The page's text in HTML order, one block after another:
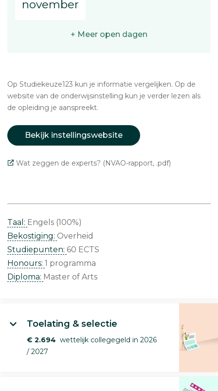
november
+ Meer open dagen
Op Studiekeuze123 kun je informatie vergelijken. Op de
website van de onderwijsinstelling kun je verder lezen als
de opleiding je aanspreekt.
Bekijk instellingswebsite
Wat zeggen de experts? (NVAO-rapport, .pdf)
Taal: Engels (100%)
Bekostiging: Overheid
Studiepunten: 60 ECTS
Honours: 1 programma
Diploma: Master of Arts
Toelating & selectie
€ 2.694 wettelijk collegegeld in 2026
/ 2027